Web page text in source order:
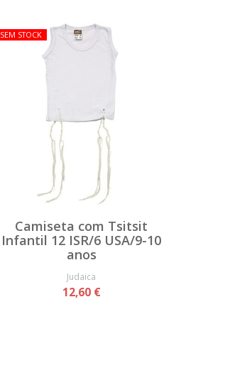
SEM STOCK
Camiseta com Tsitsit
Infantil 12 ISR/6 USA/9-10
anos
Judaica
12,60 €